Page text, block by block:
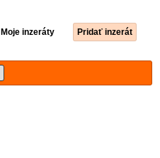
Moje inzeráty Pridať inzerát